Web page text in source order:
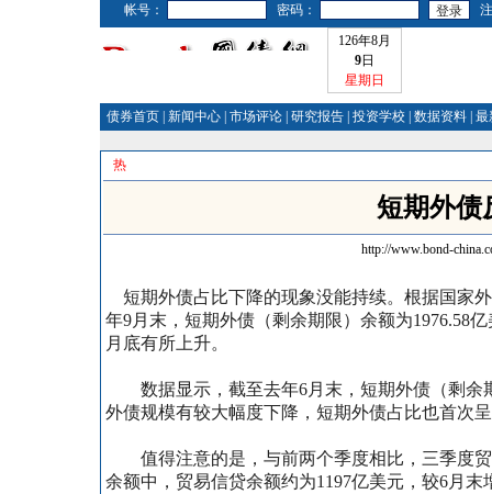
帐号： 密码：
126年8月
9日
星期日
债券首页 新闻中心 市场评论 研究报告 投资学校 数据资料 最
热
短期外债
http://www.bond-
短期外债占比下降的现象没能持续。根据国家
年9月末，短期外债（剩余期限）余额为1976.58
月底有所上升。
数据显示，截至去年6月末，短期外债（剩余
外债规模有较大幅度下降，短期外债占比也首次
值得注意的是，与前两个季度相比，三季度贸
余额中，贸易信贷余额约为1197亿美元，较6月